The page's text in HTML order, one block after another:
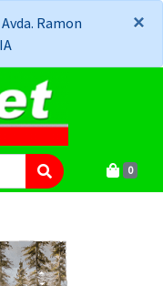
Ramon
×
×
0